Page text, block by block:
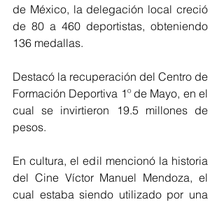
de México, la delegación local creció
de 80 a 460 deportistas, obteniendo
136 medallas.
Destacó la recuperación del Centro de
Formación Deportiva 1º de Mayo, en el
cual se invirtieron 19.5 millones de
pesos.
En cultura, el edil mencionó la historia
del Cine Víctor Manuel Mendoza, el
cual estaba siendo utilizado por una